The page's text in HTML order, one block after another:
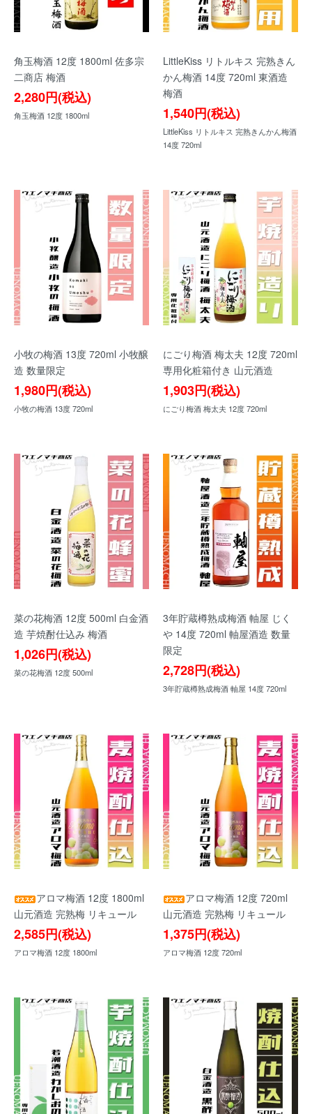
角玉梅酒 12度 1800ml 佐多宗
二商店 梅酒
2,280円(税込)
角玉梅酒 12度 1800ml
LittleKiss リトルキス 完熟きん
かん梅酒 14度 720ml 東酒造
梅酒
1,540円(税込)
LittleKiss リトルキス 完熟きんかん梅酒
14度 720ml
小牧の梅酒 13度 720ml 小牧醸
造 数量限定
1,980円(税込)
小牧の梅酒 13度 720ml
にごり梅酒 梅太夫 12度 720ml
専用化粧箱付き 山元酒造
1,903円(税込)
にごり梅酒 梅太夫 12度 720ml
菜の花梅酒 12度 500ml 白金酒
造 芋焼酎仕込み 梅酒
1,026円(税込)
菜の花梅酒 12度 500ml
3年貯蔵樽熟成梅酒 軸屋 じく
や 14度 720ml 軸屋酒造 数量
限定
2,728円(税込)
3年貯蔵樽熟成梅酒 軸屋 14度 720ml
アロマ梅酒 12度 1800ml
山元酒造 完熟梅 リキュール
2,585円(税込)
アロマ梅酒 12度 1800ml
アロマ梅酒 12度 720ml
山元酒造 完熟梅 リキュール
1,375円(税込)
アロマ梅酒 12度 720ml